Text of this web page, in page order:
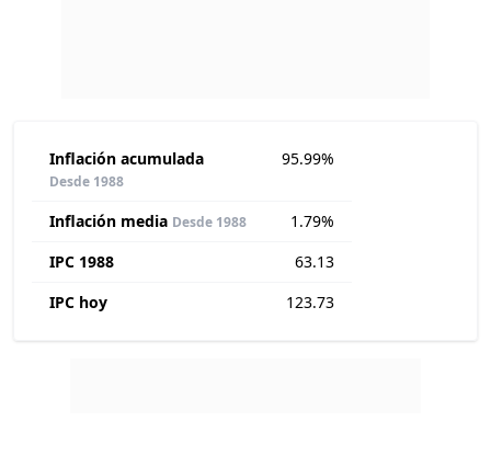
Inflación acumulada
Desde 1988
95.99%
Inflación media Desde 1988
1.79%
IPC 1988
63.13
IPC hoy
123.73